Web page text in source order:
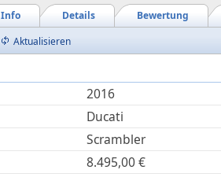
Bewertung
Details
Info
Aktualisieren
2016
Ducati
Scrambler
8.495,00€